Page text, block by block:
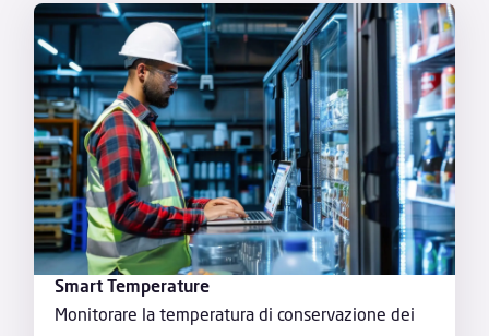
Smart Temperature
Monitorare la temperatura di conservazione dei